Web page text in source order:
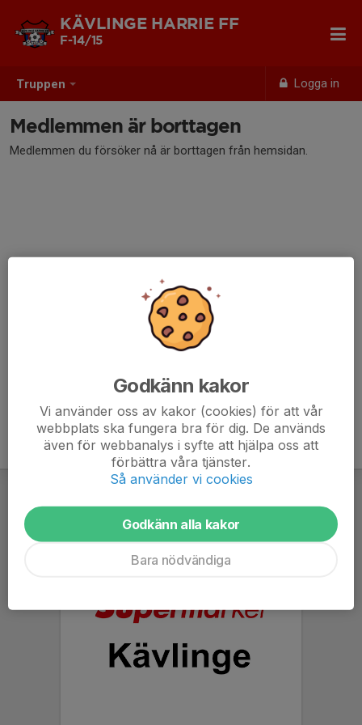
Truppen Logga in
KÄVLINGE HARRIE FF
F-14/15
Medlemmen är borttagen
Medlemmen du försöker nå är borttagen från hemsidan.
Godkänn kakor
Vi använder oss av kakor (cookies) för att vår
webbplats ska fungera bra för dig. De används
även för webbanalys i syfte att hjälpa oss att
förbättra våra tjänster.
Så använder vi cookies
Godkänn alla kakor
Bara nödvändiga